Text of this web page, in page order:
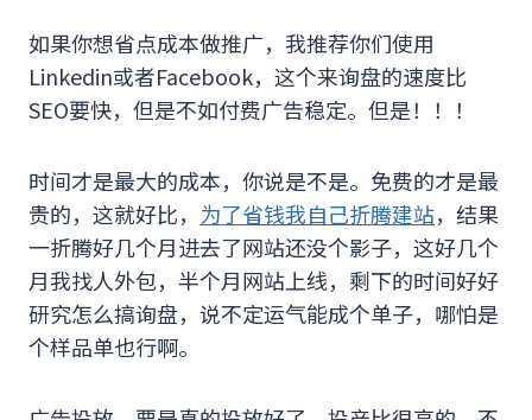
如果你想省点成本做推广，我推荐你们使用
Linkedin或者Facebook，这个来询盘的速度比
SEO要快，但是不如付费广告稳定。但是！！！
时间才是最大的成本，你说是不是。免费的才是最
贵的，这就好比， 为了省钱我自己折腾建站，结果
一折腾好几个月进去了网站还没个影子，这好几个
月我找人外包，半个月网站上线，剩下的时间好好
研究怎么搞询盘，说不定运气能成个单子，哪怕是
个样品单也行啊。